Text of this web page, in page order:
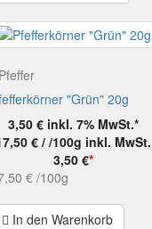
"Grün" 20g
3,50 € inkl. 7% MwSt.*
€ / /100g inkl. MwSt.
3,50 €*
€ /100g
In den Warenkorb